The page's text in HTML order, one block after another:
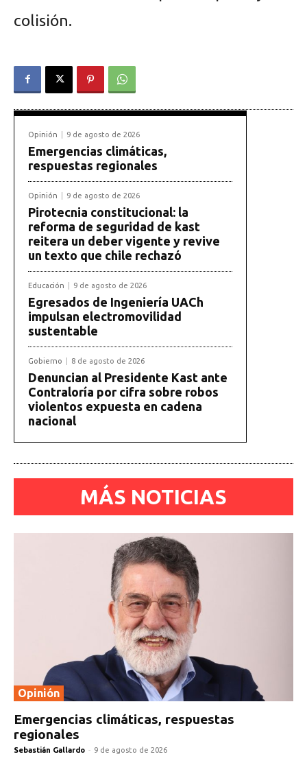
colisión.
Opinión 9 de agosto de 2026
Emergencias climáticas,
respuestas regionales
Opinión 9 de agosto de 2026
Pirotecnia constitucional: la
reforma de seguridad de kast
reitera un deber vigente y revive
un texto que chile rechazó
Educación 9 de agosto de 2026
Egresados de Ingeniería UACh
impulsan electromovilidad
sustentable
Gobierno 8 de agosto de 2026
Denuncian al Presidente Kast ante
Contraloría por cifra sobre robos
violentos expuesta en cadena
nacional
MÁS NOTICIAS
Opinión
Emergencias climáticas, respuestas
regionales
Sebastián Gallardo - 9 de agosto de 2026